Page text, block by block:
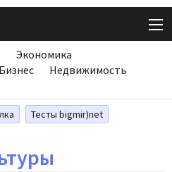
Экономика
Бизнес
Недвижимость
Тесты bigmir)net